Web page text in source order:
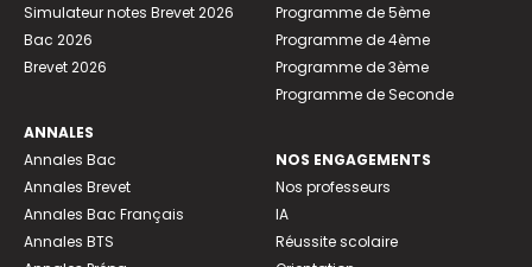
Simulateur notes Brevet 2026
Bac 2026
Brevet 2026
ANNALES
Annales Bac
Annales Brevet
Annales Bac Français
Annales BTS
Programme de 5ème
Programme de 4ème
Programme de 3ème
Programme de Seconde
NOS ENGAGEMENTS
Nos professeurs
IA
Réussite scolaire